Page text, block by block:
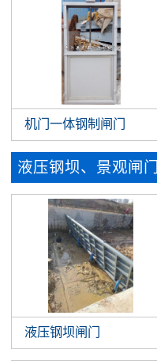
机门一体钢制闸门
液压钢坝、景观闸
液压钢坝闸门